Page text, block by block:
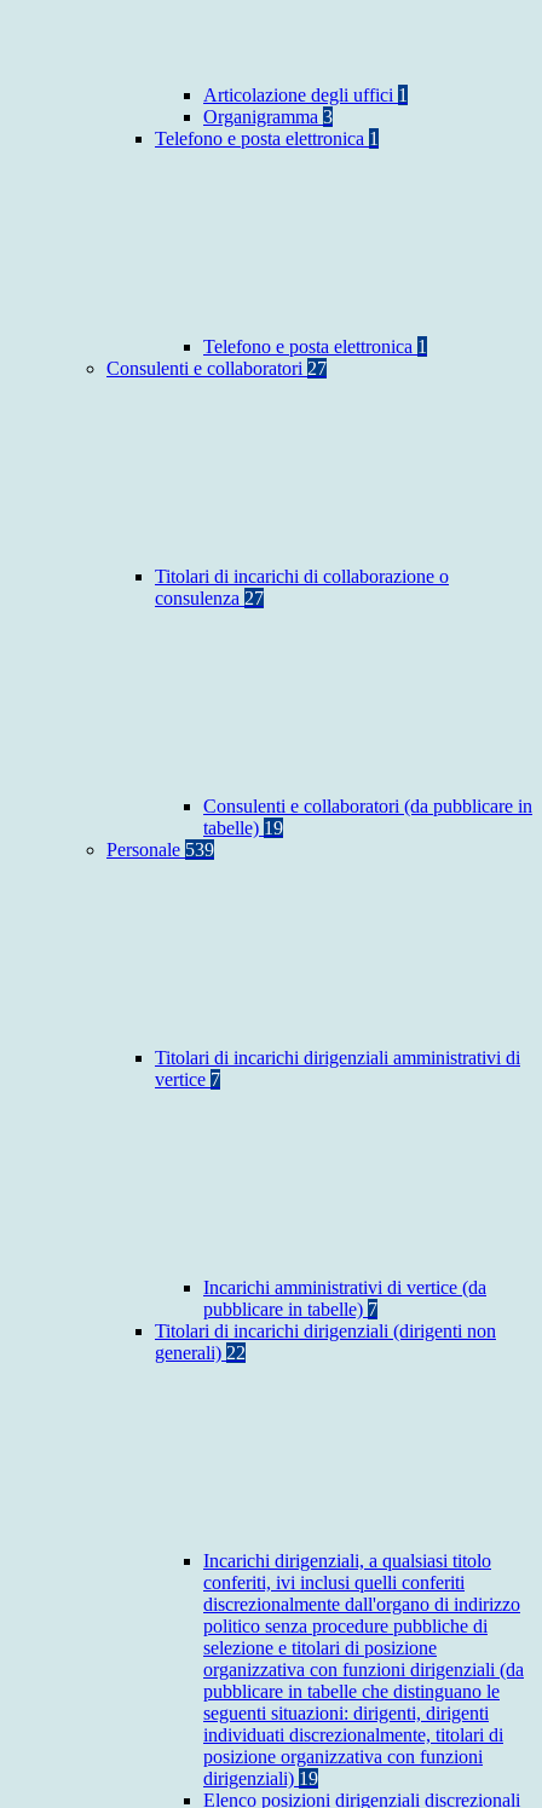
Articolazione degli uffici 1
Organigramma 3
Telefono e posta elettronica 1
Telefono e posta elettronica 1
Consulenti e collaboratori 27
Titolari di incarichi di collaborazione o
consulenza 27
Consulenti e collaboratori (da pubblicare in
tabelle) 19
Personale 539
Titolari di incarichi dirigenziali amministrativi di
vertice 7
Incarichi amministrativi di vertice (da
pubblicare in tabelle) 7
Titolari di incarichi dirigenziali (dirigenti non
generali) 22
Incarichi dirigenziali, a qualsiasi titolo
conferiti, ivi inclusi quelli conferiti
discrezionalmente dall'organo di indirizzo
politico senza procedure pubbliche di
selezione e titolari di posizione
organizzativa con funzioni dirigenziali (da
pubblicare in tabelle che distinguano le
seguenti situazioni: dirigenti, dirigenti
individuati discrezionalmente, titolari di
posizione organizzativa con funzioni
dirigenziali) 19
Elenco posizioni dirigenziali discrezionali